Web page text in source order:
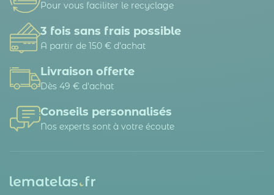
Pour vous faciliter le recyclage
3 fois sans frais possible
A partir de 150 € d’achat
Livraison offerte
Dès 49 € d'achat
Conseils personnalisés
Nos experts sont à votre écoute